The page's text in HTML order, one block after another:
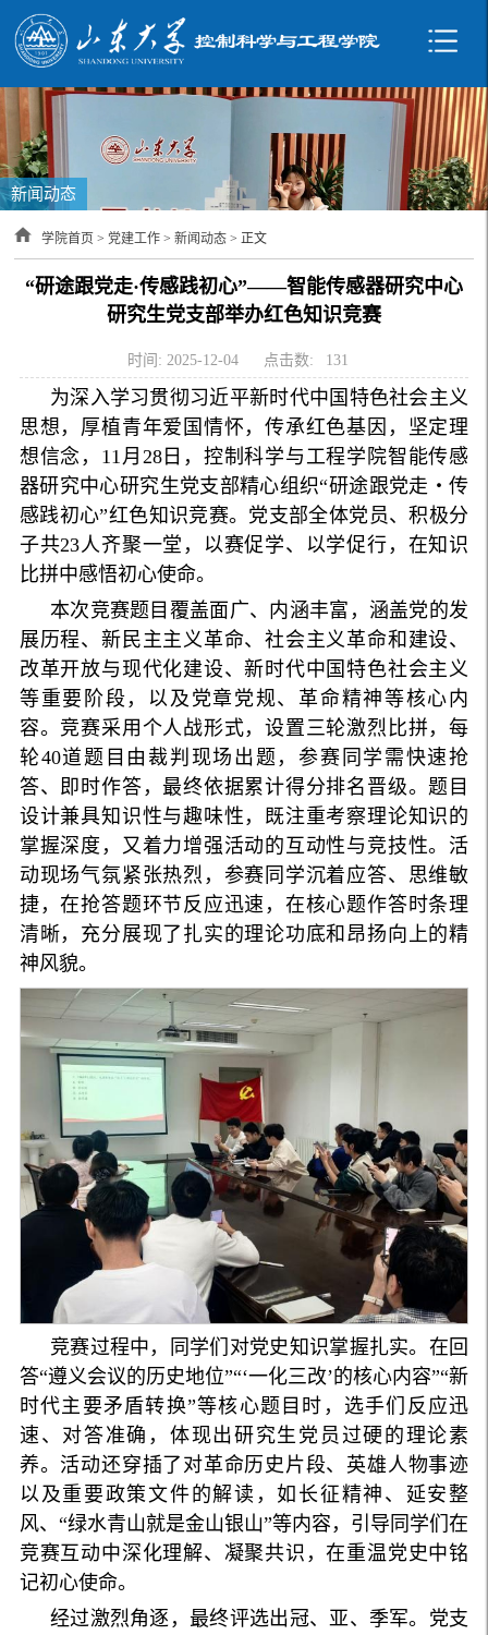
新闻动态
学院首页 > 党建工作 >新闻动态 > 正文
“研途跟党走·传感践初心”——智能传感器研究中心
研究生党支部举办红色知识竞赛
时间: 2025-12-04 点击数: 131
为深入学习贯彻习近平新时代中国特色社会主义
思想，厚植青年爱国情怀，传承红色基因，坚定理
想信念，11月28日，控制科学与工程学院智能传感
器研究中心研究生党支部精心组织“研途跟党走・传
感践初心”红色知识竞赛。党支部全体党员、积极分
子共23人齐聚一堂，以赛促学、以学促行，在知识
比拼中感悟初心使命。
本次竞赛题目覆盖面广、内涵丰富，涵盖党的发
展历程、新民主主义革命、社会主义革命和建设、
改革开放与现代化建设、新时代中国特色社会主义
等重要阶段，以及党章党规、革命精神等核心内
容。竞赛采用个人战形式，设置三轮激烈比拼，每
轮40道题目由裁判现场出题，参赛同学需快速抢
答、即时作答，最终依据累计得分排名晋级。题目
设计兼具知识性与趣味性，既注重考察理论知识的
掌握深度，又着力增强活动的互动性与竞技性。活
动现场气氛紧张热烈，参赛同学沉着应答、思维敏
捷，在抢答题环节反应迅速，在核心题作答时条理
清晰，充分展现了扎实的理论功底和昂扬向上的精
神风貌。
竞赛过程中，同学们对党史知识掌握扎实。在回
答“遵义会议的历史地位”“‘一化三改’的核心内容”“新
时代主要矛盾转换”等核心题目时，选手们反应迅
速、对答准确，体现出研究生党员过硬的理论素
养。活动还穿插了对革命历史片段、英雄人物事迹
以及重要政策文件的解读，如长征精神、延安整
风、“绿水青山就是金山银山”等内容，引导同学们在
竞赛互动中深化理解、凝聚共识，在重温党史中铭
记初心使命。
经过激烈角逐，最终评选出冠、亚、季军。党支